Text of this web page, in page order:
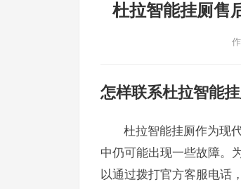
杜拉智能挂厕售
怎样联系杜拉智能
杜拉智能挂厕作为现
中仍可能出现一些故障。
以通过拨打官方客服电话